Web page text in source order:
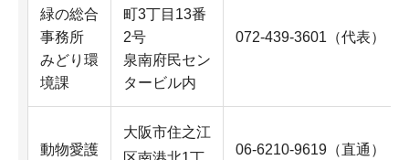
緑の総合
事務所
みどり環
境課
町3丁目13番
2号
泉南府民セン
タービル内
072-439-3601（代表）
動物愛護
大阪市住之江
06-6210-9619（直通）